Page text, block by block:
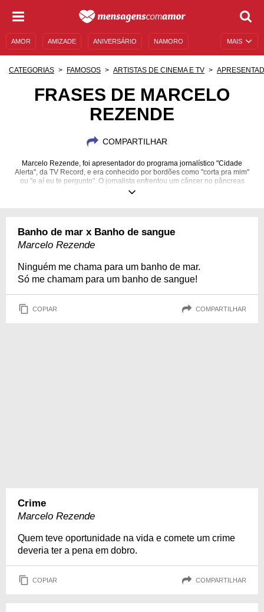
MAIS
AMOR AMIZADE ANIVERSÁRIO NAMORO
MENSAGENS DE ANIVERSÁRIO
CATEGORIAS FAMOSOS ARTISTAS DE CINEMA E TV
FRASES DE MARCELO
REZENDE
COMPARTILHAR
Marcelo Rezende, foi apresentador do programa jornalístico "Cidade
Alerta", da TV Record, e era conhecido por bordões como "corta pra mim"
ou "e aí eu te pergunto". O jornalista enfrentou um câncer no pâncreas
antes de sua morte, sempre demonstrando muita força. Venha conhecer
Banho de mar x Banho de sangue
Marcelo Rezende
Ninguém me chama para um banho de mar.
Só me chamam para um banho de sangue!
COPIAR COMPARTILHAR
Crime
Marcelo Rezende
Quem teve oportunidade na vida e comete um crime
deveria ter a pena em dobro.
COPIAR COMPARTILHAR